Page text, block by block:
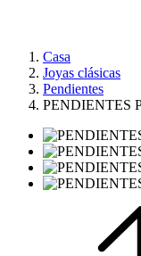
Casa
Joyas clásicas
Pendientes
PENDIENTES